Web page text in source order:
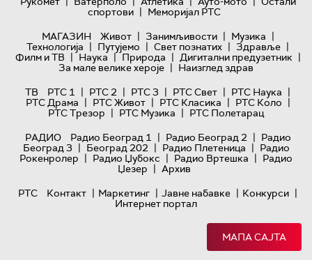
спортови | Меморијал РТС
МАГАЗИН
Живот | Занимљивости | Музика |
Технологијa | Путујемо | Свет познатих | Здравље |
Филм и ТВ | Наука | Природа | Дигитални предузетник |
За мале велике хероје | Наизглед здрав
ТВ
РТС 1 | РТС 2 | РТС 3 | РТС Свет | РТС Наука |
РТС Драма | РТС Живот | РТС Класика | РТС Коло |
РТС Трезор | РТС Музика | РТС Полетарац
РАДИО
Радио Београд 1 | Радио Београд 2 | Радио
Београд 3 | Београд 202 | Радио Плетеница | Радио
Рокенролер | Радио Џубокс | Радио Вртешка | Радио
Џезер | Архив
РТС
Контакт | Маркетинг | Јавне набавке | Конкурси |
Интернет портал
МАПА САЈТА